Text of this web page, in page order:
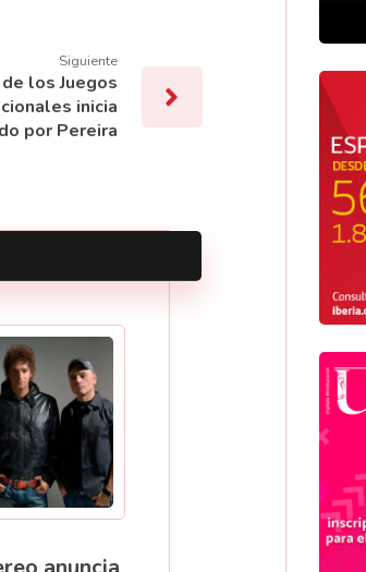
Siguiente
los Juegos
inicia
por Pereira